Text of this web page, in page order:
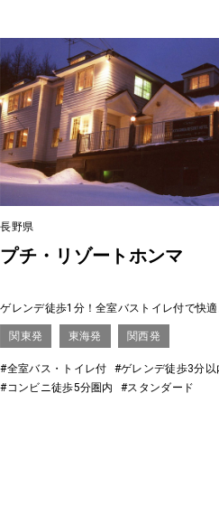
長野県
プチ・リゾートホンマ
ゲレンデ徒歩1分！全室バストイレ付で快適
関東発 東海発 関西発
#全室バス・トイレ付
#ゲレンデ徒歩3分以
#コンビニ徒歩5分圏内
#スタンダード